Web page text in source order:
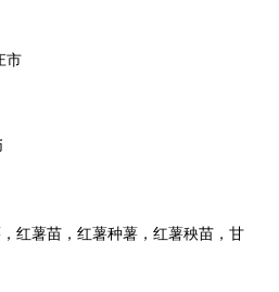
市
红薯苗，红薯种薯，红薯秧苗，甘